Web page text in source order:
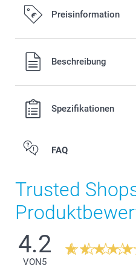
Preisinformation
Alle Preise verstehen sich in
Versandkosten.Beschreibung
Spezifikationen
FAQ
Trusted
4.2
VON5